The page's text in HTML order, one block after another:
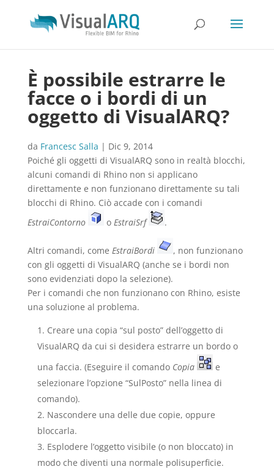
È possibile estrarre le
facce o i bordi di un
oggetto di VisualARQ?
da Francesc Salla | Dic 9, 2014
Poiché gli oggetti di VisualARQ sono in realtà blocchi,
alcuni comandi di Rhino non si applicano
direttamente e non funzionano direttamente su tali
blocchi di Rhino. Ciò accade con i comandi
EstraiContorno
o EstraiSrf .
Altri comandi, come EstraiBordi
, non funzionano
con gli oggetti di VisualARQ (anche se i bordi non
sono evidenziati dopo la selezione).
Per i comandi che non funzionano con Rhino, esiste
una soluzione al problema.
Creare una copia “sul posto” dell’oggetto di
VisualARQ da cui si desidera estrarre un bordo o
una faccia. (Eseguire il comando Copia
e
selezionare l’opzione “SulPosto” nella linea di
comando).
Nascondere una delle due copie, oppure
bloccarla.
Esplodere l’oggetto visibile (o non bloccato) in
modo che diventi una normale polisuperficie.